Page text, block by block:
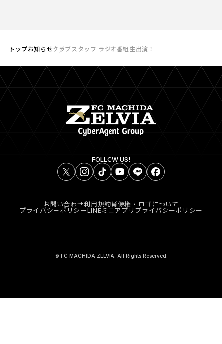
トップお知らせクラブスタッフ ラジオ番組生出演！
FOLLOW US!
お問い合わせ利用規約肖像権・ロゴについて
プライバシーポリシーLINEミニアプリプライバシーポリシー
© FC MACHIDA ZELVIA. All Rights Reserved.